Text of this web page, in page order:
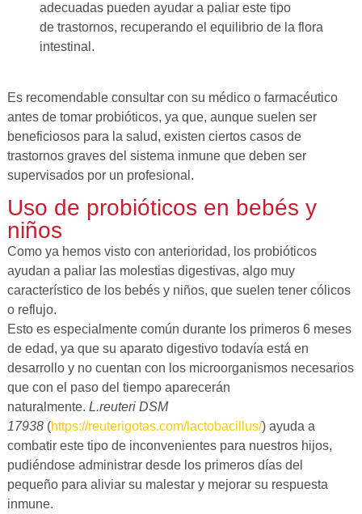
adecuadas pueden ayudar a paliar este tipo
de trastornos, recuperando el equilibrio de la flora
intestinal.
Es recomendable consultar con su médico o farmacéutico
antes de tomar probióticos, ya que, aunque suelen ser
beneficiosos para la salud, existen ciertos casos de
trastornos graves del sistema inmune que deben ser
supervisados por un profesional.
Uso de probióticos en bebés y
niños
Como ya hemos visto con anterioridad, los probióticos
ayudan a paliar las molestias digestivas, algo muy
característico de los bebés y niños, que suelen tener cólicos
o reflujo.
Esto es especialmente común durante los primeros 6 meses
de edad, ya que su aparato digestivo todavía está en
desarrollo y no cuentan con los microorganismos necesarios
que con el paso del tiempo aparecerán
naturalmente. L.reuteri DSM
17938 (https://reuterigotas.com/lactobacillus/) ayuda a
combatir este tipo de inconvenientes para nuestros hijos,
pudiéndose administrar desde los primeros días del
pequeño para aliviar su malestar y mejorar su respuesta
inmune.